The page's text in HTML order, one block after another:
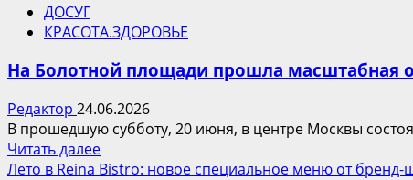
на
площадке
выставки
«Дома
России»
удовольствия:
творожные
и
эскимо
«Магнат»
ДОСУГ
КРАСОТА.ЗДОРОВЬЕ
На Болотной площади прошла масштабная
Редактор 24.06.2026
В прошедшую субботу, 20 июня, в центре Москвы
Читать далееПрочитать
больше
Лето в Reina Bistro: новое специальное меню от